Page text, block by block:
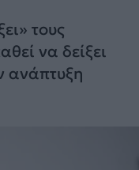
τους
να δείξει
ανάπτυξη